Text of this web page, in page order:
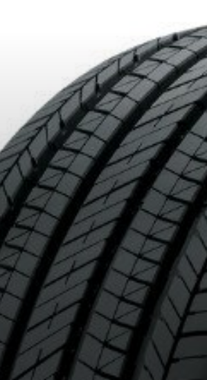
PRODUITS SÉLECTIONNÉS. MINIMUM DE 500$ AVANT TAXES.